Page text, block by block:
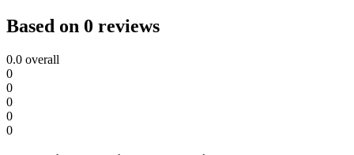
Based on 0 reviews
0.0 overall
0
0
0
0
0